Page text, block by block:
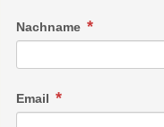
Nachname
Email